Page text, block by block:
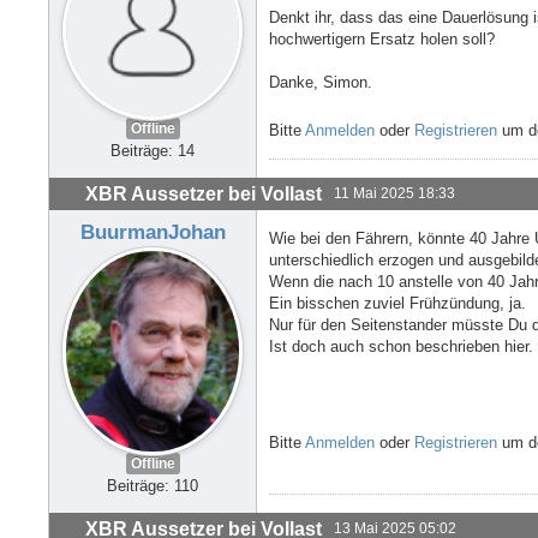
Offline
Beiträge: 14
Denkt ihr, dass das eine
hochwertigern Ersatz holen soll?
Danke, Simon.
Bitte Anmelden oder Registrieren um
XBR Aussetzer bei Vollast 11 Mai 2025 18:33
BuurmanJohan
Offline
Beiträge: 110
Wie bei den Fährern, könnte 40
unterschiedlich erzogen und
Wenn die nach 10 anstelle von 40
Ein bisschen zuviel Frühzündung, ja.
Nur für den Seitenstander müsste Du
Ist doch auch schon beschrieben hier.
Bitte Anmelden oder Registrieren um
XBR Aussetzer bei Vollast 13 Mai 2025 05:02